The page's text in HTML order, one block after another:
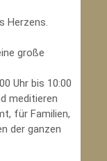
Herzens.
große
Uhr bis 10:00
meditieren
für Familien,
der ganzen